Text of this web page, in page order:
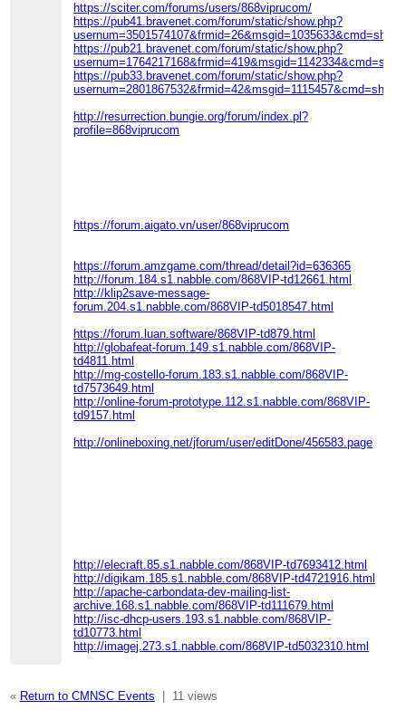
https://sciter.com/forums/users/868viprucom/
https://pub41.bravenet.com/forum/static/show.php?
usernum=3501574107&frmid=26&msgid=1035633&cmd=show
https://pub21.bravenet.com/forum/static/show.php?
usernum=1764217168&frmid=419&msgid=1142334&cmd=show
https://pub33.bravenet.com/forum/static/show.php?
usernum=2801867532&frmid=42&msgid=1115457&cmd=show
http://resurrection.bungie.org/forum/index.pl?
profile=868viprucom
https://forum.aigato.vn/user/868viprucom
https://forum.amzgame.com/thread/detail?id=636365
http://forum.184.s1.nabble.com/868VIP-td12661.html
http://klip2save-message-
forum.204.s1.nabble.com/868VIP-td5018547.html
https://forum.luan.software/868VIP-td879.html
http://globafeat-forum.149.s1.nabble.com/868VIP-
td4811.html
http://mg-costello-forum.183.s1.nabble.com/868VIP-
td7573649.html
http://online-forum-prototype.112.s1.nabble.com/868VIP-
td9157.html
http://onlineboxing.net/jforum/user/editDone/456583.page
http://elecraft.85.s1.nabble.com/868VIP-td7693412.html
http://digikam.185.s1.nabble.com/868VIP-td4721916.html
http://apache-carbondata-dev-mailing-list-
archive.168.s1.nabble.com/868VIP-td111679.html
http://isc-dhcp-users.193.s1.nabble.com/868VIP-
td10773.html
http://imagej.273.s1.nabble.com/868VIP-td5032310.html
« Return to CMNSC Events 11 views